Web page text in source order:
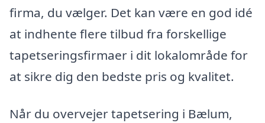
firma, du vælger. Det kan være en god idé
at indhente flere tilbud fra forskellige
tapetseringsfirmaer i dit lokalområde for
at sikre dig den bedste pris og kvalitet.
Når du overvejer tapetsering i Bælum,